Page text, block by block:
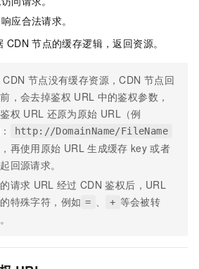
应合法请求。
CDN 节点的缓存逻辑，返回资源。
CDN 节点没有缓存资源，CDN 节点回
，会去掉鉴权 URL 中的鉴权参数，
权 URL 还原为原始 URL（例
http://DomainName/FileName
再使用原始 URL 生成缓存 key 或者
回源请求。
请求 URL 经过 CDN 鉴权后，URL
特殊字符，例如 = + 等会被转